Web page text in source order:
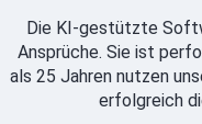
Die KI-gestützte
Ansprüche. Sie ist
als 25 Jahren nutzen
erfolgreich